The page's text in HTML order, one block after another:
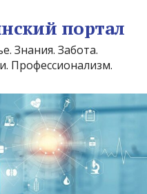
портал
Знания. Забота.
Профессионализм.